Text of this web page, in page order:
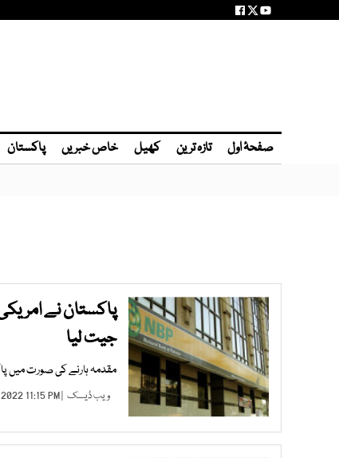
صفحۂ اول تازہ ترین کھیل خاص خبریں پاکستان
پاکستان نے
جیت لیا
مقدمہ ہارنے کی صورت میں
ویب ڈیسک | JUN 14, 2022 11:15 PM |